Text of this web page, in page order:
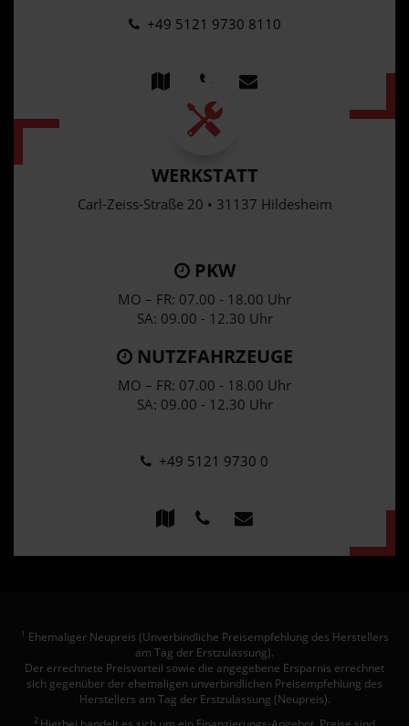
+49 5121 9730 8110
WERKSTATT
Carl-Zeiss-Straße 20 • 31137 Hildesheim
PKW
MO – FR: 07.00 - 18.00 Uhr
SA: 09.00 - 12.30 Uhr
NUTZFAHRZEUGE
MO – FR: 07.00 - 18.00 Uhr
SA: 09.00 - 12.30 Uhr
+49 5121 9730 0
1 Ehemaliger Neupreis (Unverbindliche Preisempfehlung des Herstellers
am Tag der Erstzulassung).
Der errechnete Preisvorteil sowie die angegebene Ersparnis errechnet
sich gegenüber der ehemaligen unverbindlichen Preisempfehlung des
Herstellers am Tag der Erstzulassung (Neupreis).
2